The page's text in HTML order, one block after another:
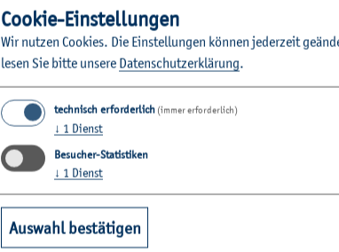
Coo­kie-Ein­stel­lun­gen
Wir nut­zen Coo­kies. Die Ein­stel­lun­gen kön­nen je­der­zeit
lesen Sie bitte un­se­re Da­ten­schut­z­er­klä­rung.
technisch erforderlich (immer erforderlich)
↓ 1 Dienst
Besucher-Statistiken
↓ 1 Dienst
Auswahl bestätigen